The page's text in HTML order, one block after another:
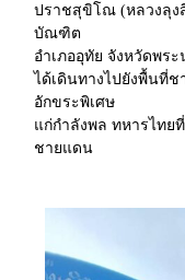
ปราชสุขิโณ (หลวงลุง
บัณฑิต
อำเภออุทัย จังหวัดพร
ได้เดินทางไปยังพื้นที่
อักขระพิเศษ
แก่กำลังพล ทหารไท
ชายแดน